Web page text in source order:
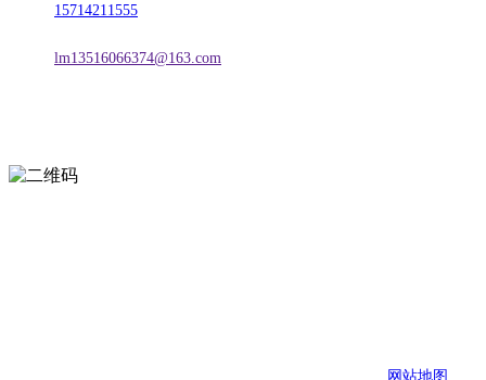
15714211555
lm13516066374@163.com
网站地图